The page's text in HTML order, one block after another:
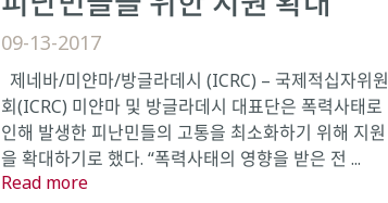
09-13-2017
제네바/미얀마/방글라데시 (ICRC) – 국제적십자위원
회(ICRC) 미얀마 및 방글라데시 대표단은 폭력사태로
인해 발생한 피난민들의 고통을 최소화하기 위해 지원
을 확대하기로 했다. “폭력사태의 영향을 받은 전 ...
Read more